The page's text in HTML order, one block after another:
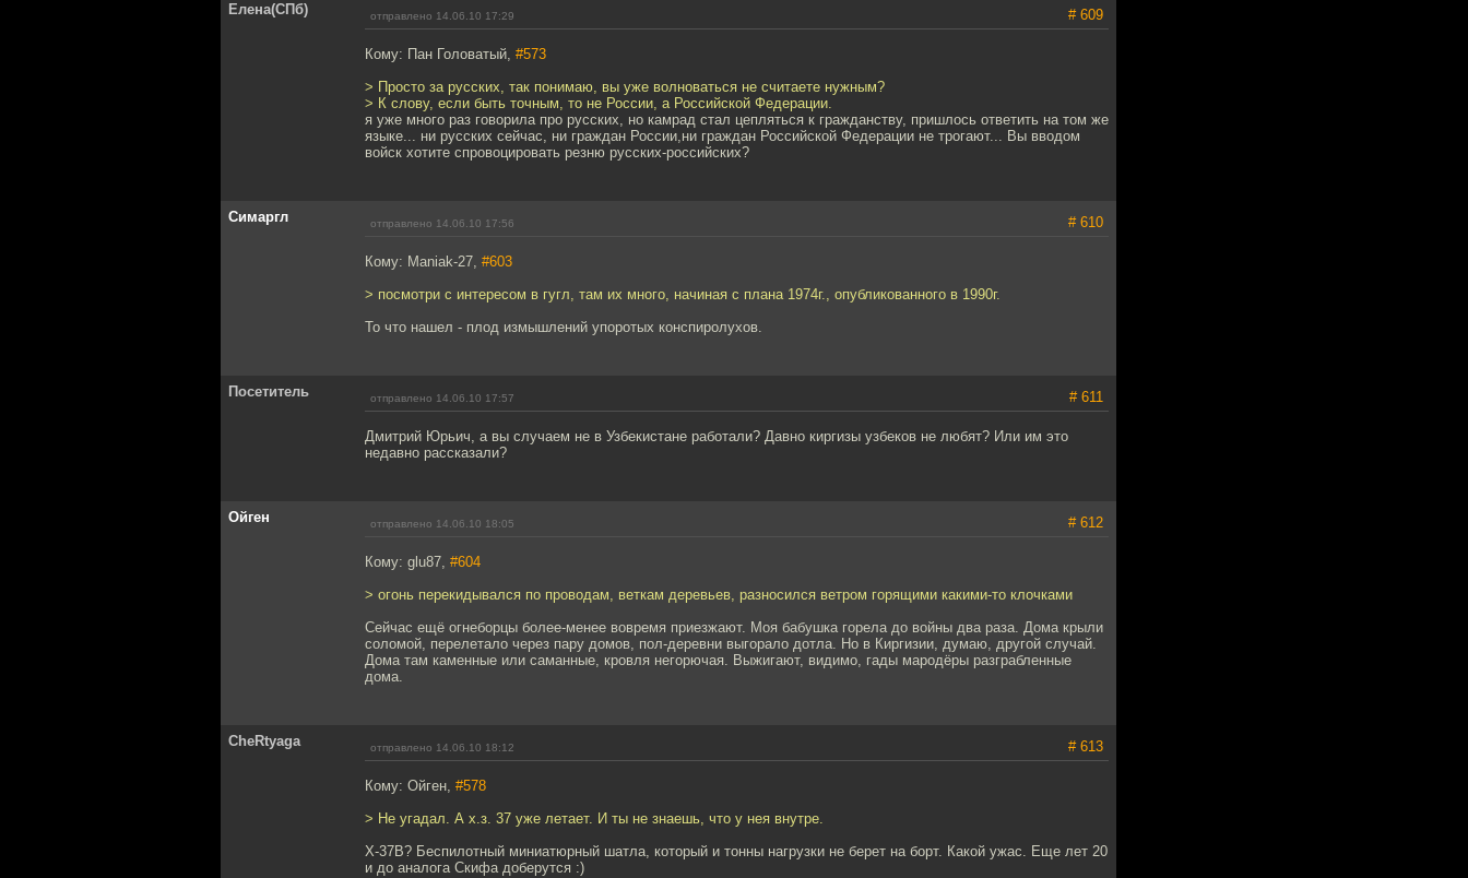
Елена(СПб) отправлено 14.06.10 17:29 # 609
Кому: Пан Головатый, #573
> Просто за русских, так понимаю, вы уже волноваться не считаете нужным?
> К слову, если быть точным, то не России, а Российской Федерации.
я уже много раз говорила про русских, но камрад стал цепляться к гражданству, пришлось ответить на том же
языке... ни русских сейчас, ни граждан России,ни граждан Российской Федерации не трогают... Вы вводом
войск хотите спровоцировать резню русских-российских?
Симаргл отправлено 14.06.10 17:56 # 610
Кому: Maniak-27, #603
> посмотри с интересом в гугл, там их много, начиная с плана 1974г., опубликованного в 1990г.
То что нашел - плод измышлений упоротых конспиролухов.
Посетитель отправлено 14.06.10 17:57 # 611
Дмитрий Юрьич, а вы случаем не в Узбекистане работали? Давно киргизы узбеков не любят? Или им это
недавно рассказали?
Ойген отправлено 14.06.10 18:05 # 612
Кому: glu87, #604
> огонь перекидывался по проводам, веткам деревьев, разносился ветром горящими какими-то клочками
Сейчас ещё огнеборцы более-менее вовремя приезжают. Моя бабушка горела до войны два раза. Дома крыли
соломой, перелетало через пару домов, пол-деревни выгорало дотла. Но в Киргизии, думаю, другой случай.
Дома там каменные или саманные, кровля негорючая. Выжигают, видимо, гады мародёры разграбленные
дома.
CheRtyaga отправлено 14.06.10 18:12 # 613
Кому: Ойген, #578
> Не угадал. А х.з. 37 уже летает. И ты не знаешь, что у нея внутре.
X-37B? Беспилотный миниатюрный шатла, который и тонны нагрузки не берет на борт. Какой ужас. Еще лет 20
и до аналога Скифа доберутся :)